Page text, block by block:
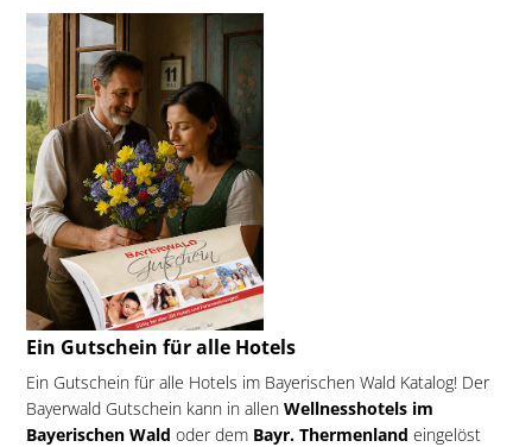
Ein Gutschein für alle Hotels
Ein Gutschein für alle Hotels im Bayerischen Wald Katalog! Der
Bayerwald Gutschein kann in allen Wellnesshotels im
Bayerischen Wald oder dem Bayr. Thermenland eingelöst